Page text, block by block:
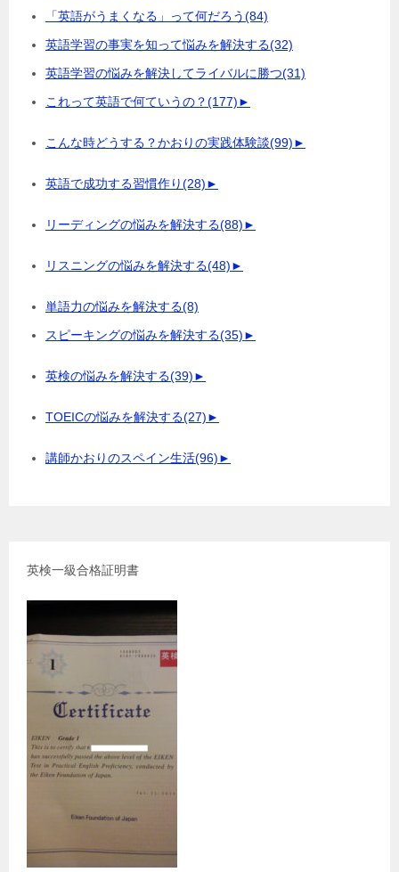
「英語がうまくなる」って何だろう(84)
英語学習の事実を知って悩みを解決する(32)
英語学習の悩みを解決してライバルに勝つ(31)
これって英語で何ていうの？(177)►
こんな時どうする？かおりの実践体験談(99)►
英語で成功する習慣作り(28)►
リーディングの悩みを解決する(88)►
リスニングの悩みを解決する(48)►
単語力の悩みを解決する(8)
スピーキングの悩みを解決する(35)►
英検の悩みを解決する(39)►
TOEICの悩みを解決する(27)►
講師かおりのスペイン生活(96)►
英検一級合格証明書